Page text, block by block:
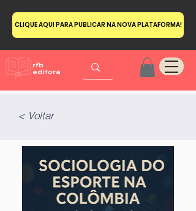
CLIQUE AQUI PARA PUBLICAR NA NOVA PLATAFORMA!
< Voltar